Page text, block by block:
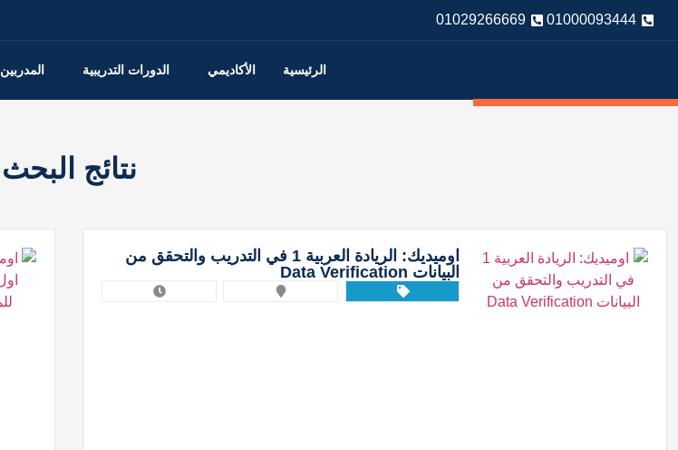
01000093444
01029266669
الرئيسية الأكاديمي الدورات التدريبية المدربين
نتائج البحث
اوميديك: الريادة العربية 1 في التدريب والتحقق من
البيانات Data Verification